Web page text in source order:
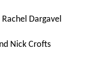
Dargavel
Nick Crofts